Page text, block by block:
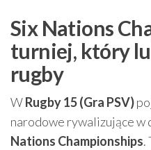
Six Nations
turniej, który
rugby
WRugby 15 (Gra PSV)
narodowe rywalizujące w
Nations Championships.